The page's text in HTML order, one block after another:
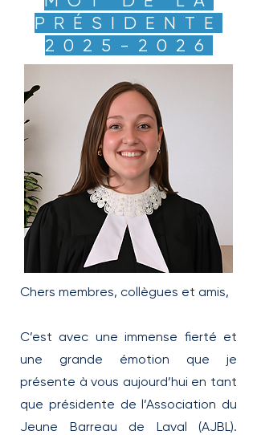
PRÉSIDENTE
2025-2026
Chers membres, collègues et amis,
C’est avec une immense fierté et
une grande émotion que je
présente à vous aujourd’hui en tant
que présidente de l’Association du
Jeune Barreau de Laval (AJBL).